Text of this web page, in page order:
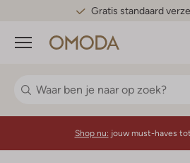
Gratis standaard
Menu
Shop nu: jouw must-haves